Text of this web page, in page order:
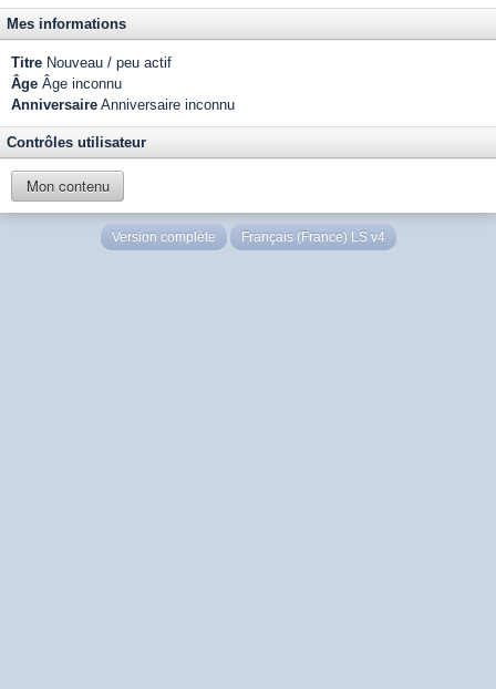
Mes informations
Titre Nouveau / peu actif
Âge Âge inconnu
Anniversaire Anniversaire inconnu
Contrôles utilisateur
Mon contenu
Version complète Français (France) LS v4